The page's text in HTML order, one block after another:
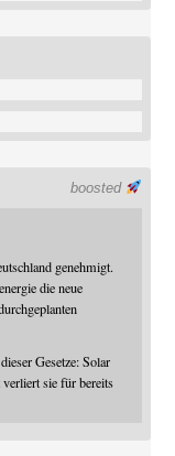
boosted
genehmigt.
die neue
Gesetze: Solar
sie für bereits